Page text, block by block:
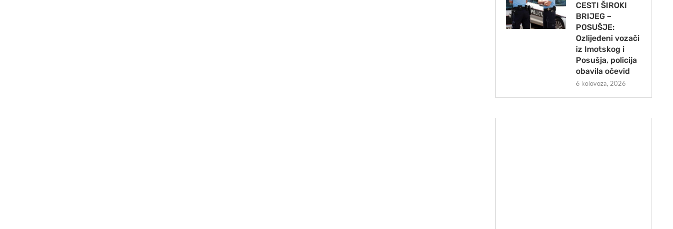
CESTI ŠIROKI
BRIJEG –
POSUŠJE:
Ozlijeđeni vozači
iz Imotskog i
Posušja, policija
obavila očevid
6 kolovoza, 2026